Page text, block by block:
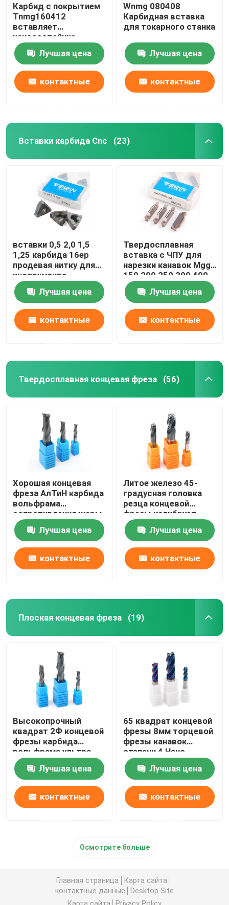
Карбид с покрытием
Tnmg160412
вставляет
износостойкие
вставки из карбида
токарного станка
металла
Лучшая цена
контактные
Wnmg 080408
Карбидная вставка
для токарного станка
Лучшая цена
контактные
Вставки карбида Cnc (23)
вставки 0,5 2,0 1,5
1,25 карбида 16ер
продевая нитку для
инструмента
токарной обработки
резьбы ИСОЛучшая цена
контактные
Твердосплавная
вставка с ЧПУ для
нарезки канавок Mggn
150 200 250 300 400
500 L R Jm
Надрезный
инструмент
Лучшая цена
контактные
Твердосплавная концевая фреза (56)
Хорошая концевая
фреза АлТиН карбида
вольфрама
сопротивления жары
покрывая торцевую
фрезу 6ммЛучшая цена
контактные
Литое железо 45-
градусная головка
резца концевой
фрезы калибрует
концевую фрезу с
шаровым
наконечником из
карбида
Лучшая цена
контактные
Плоская концевая фреза (19)
Высокопрочный
квадрат 2Ф концевой
фрезы карбида
вольфрама ультра
штраф
Лучшая цена
контактные
65 квадрат концевой
фрезы 8мм торцевой
фрезы канавок
степени 4 Нано
покрытый синью
Лучшая цена
контактные
Осмотрите больше
Главная страница
Карта сайта
контактные данные
Desktop Site
Карта сайта
Privacy Policy